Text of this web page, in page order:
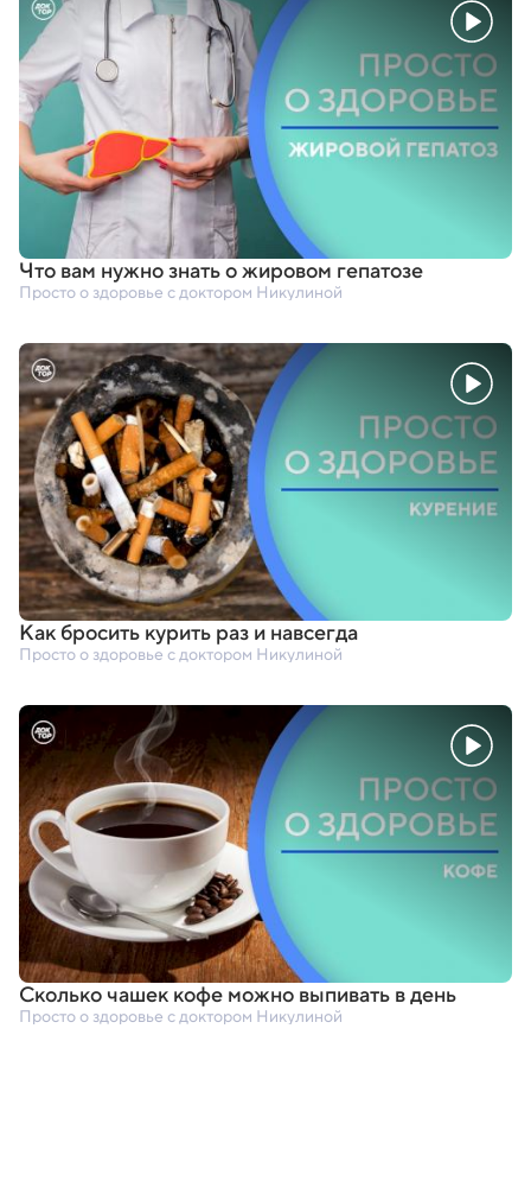
Что вам нужно знать о жировом гепатозе
Просто о здоровье с доктором Никулиной
Как бросить курить раз и навсегда
Просто о здоровье с доктором Никулиной
Сколько чашек кофе можно выпивать в день
Просто о здоровье с доктором Никулиной